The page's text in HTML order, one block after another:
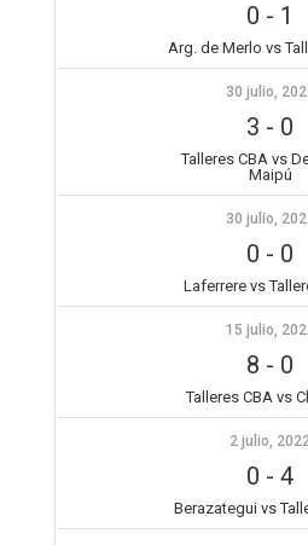
0 - 1
Arg. de Merlo vs
30 julio,
3 - 0
Talleres CBA vs
Maipú
30 julio,
0 - 0
Laferrere vs
15 julio,
8 - 0
Talleres CBA vs
2 julio,
0 -4
Berazategui vs